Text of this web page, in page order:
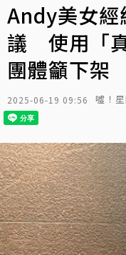
Andy美女經
議 使用「
團體籲下架
2025-06-19 09:56 噓！